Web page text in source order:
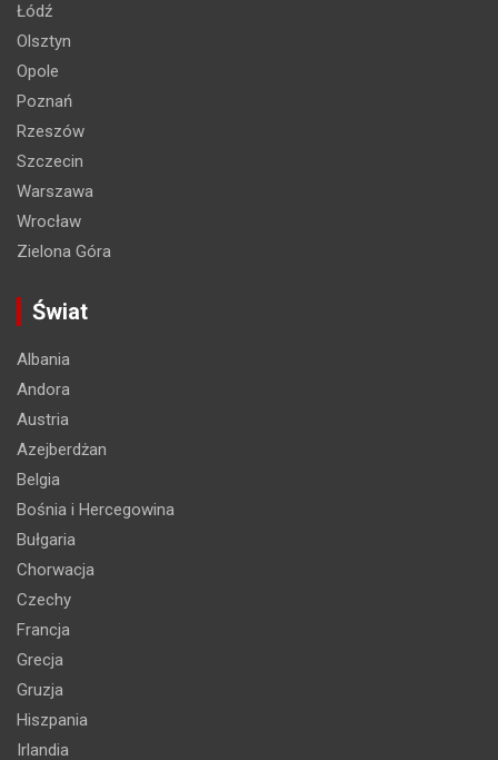
Łódź
Olsztyn
Opole
Poznań
Rzeszów
Szczecin
Warszawa
Wrocław
Zielona Góra
Świat
Albania
Andora
Austria
Azejberdżan
Belgia
Bośnia i Hercegowina
Bułgaria
Chorwacja
Czechy
Francja
Grecja
Gruzja
Hiszpania
Irlandia